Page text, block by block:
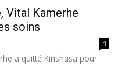
Vital Kamerhe
soins
1
a quitté Kinshasa pour